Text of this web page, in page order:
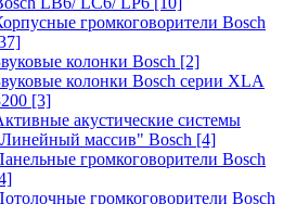
громкоговорители Bosch
колонки Bosch [2]
колонки Bosch серии XLA
[3]
акустические системы
массив" Bosch [4]
громкоговорители Bosch
громкоговорители Bosch